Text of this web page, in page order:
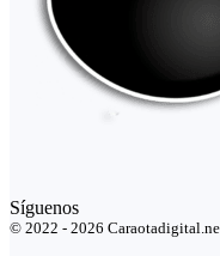
Síguenos
© 2022 - 2026